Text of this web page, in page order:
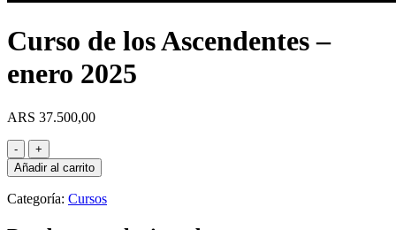
Curso de los Ascendentes –
enero 2025
ARS 37.500,00
Curso
de
los
Ascendentes
enero
Añadir al carrito
Categoría: Cursos